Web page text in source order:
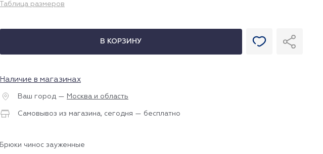
Таблица размеров
В КОРЗИНУ
Наличие в магазинах
Ваш город — Москва и область
Самовывоз из магазина, сегодня — бесплатно
Брюки чинос зауженные